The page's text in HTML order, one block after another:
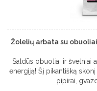
Žolelių arbata su
Saldūs obuoliai ir švelniai
energiją! Šį pikantišką
pipirai,